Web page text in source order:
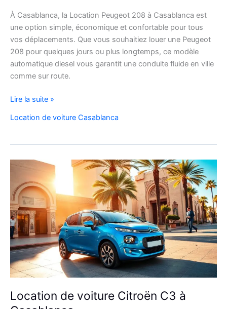
À Casablanca, la Location Peugeot 208 à Casablanca est
une option simple, économique et confortable pour tous
vos déplacements. Que vous souhaitiez louer une Peugeot
208 pour quelques jours ou plus longtemps, ce modèle
automatique diesel vous garantit une conduite fluide en ville
comme sur route.
Location
208
Diesel
à
Casablanca
Louer
Facilement
Lire la suite »
Location de voiture Casablanca
Location de voiture Citroën C3 à